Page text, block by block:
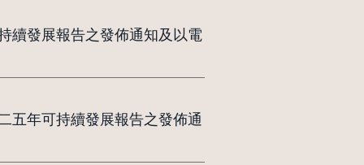
續發展報告之發佈通知及以電
五年可持續發展報告之發佈通